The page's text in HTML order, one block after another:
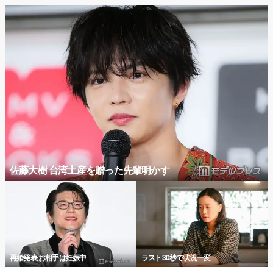
佐藤大樹 台湾土産を贈った先輩明かす
再婚発表 お相手は妊娠中 ラスト30秒で状況一変